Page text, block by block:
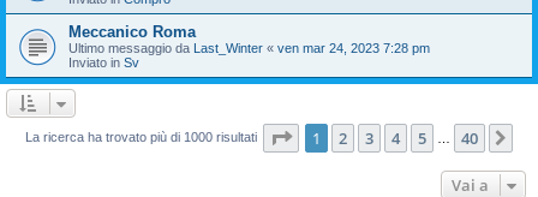
Meccanico Roma
Ultimo messaggio da Last_Winter « ven mar 24, 2023 7:28 pm
Inviato in Sv
La ricerca ha trovato più di 1000 risultati Pagina di 40
1 2 3 4 5 40
Vai a